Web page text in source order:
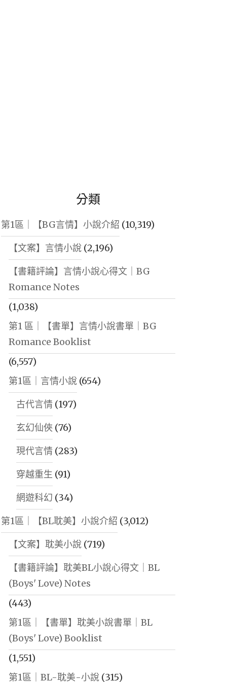
分類
第1區｜【BG言情】小說介紹 (10,319)
【文案】言情小說(2,196)
【書籍評論】言情小說心得文｜BG
Romance Notes
(1,038)
第1 區｜【書單】言情小說書單｜BG
Romance Booklist
(6,557)
第1區｜言情小說(654)
古代言情(197)
玄幻仙俠 (76)
現代言情(283)
穿越重生 (91)
網遊科幻 (34)
第1區｜【BL耽美】小說介紹 (3,012)
【文案】耽美小說(719)
【書籍評論】耽美BL小說心得文｜BL
(Boys' Love) Notes
(443)
第1區｜【書單】耽美小說書單｜BL
(Boys' Love) Booklist
(1,551)
第1區｜BL-耽美-小說(315)